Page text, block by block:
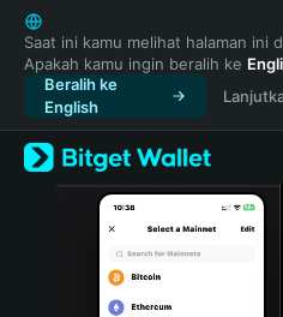
English
日本語
Tiếng Việt
Русский
Español (Latinoamérica)
Türkçe
Italiano
Saat ini kamu melihat halaman ini
Apakah kamu ingin beralih ke
Beralih ke
English